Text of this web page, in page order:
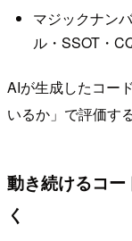
マジックナン
ル・SSOT・
AIが生成したコー
いるか」で評価す
動き続けるコ
く